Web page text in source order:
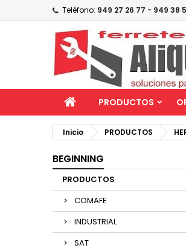
Teléfono: 949 27 26 77 - 949 38
PRODUCTOS
Inicio PRODUCTOS
BEGINNING
PRODUCTOS
COMAFE
INDUSTRIAL
SAT